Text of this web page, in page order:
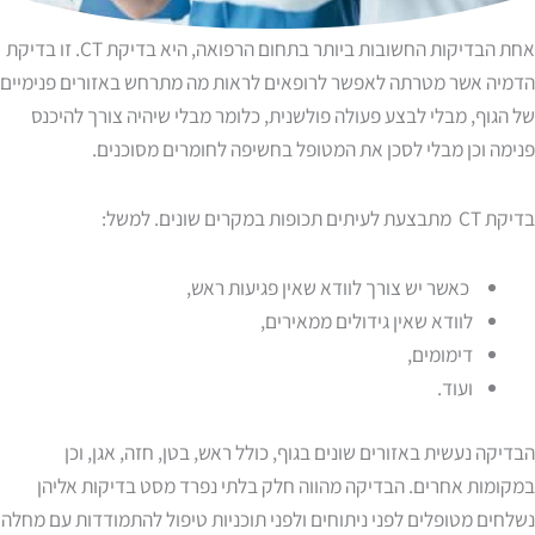
אחת הבדיקות החשובות ביותר בתחום הרפואה, היא בדיקת CT. זו בדיקת
הדמיה אשר מטרתה לאפשר לרופאים לראות מה מתרחש באזורים פנימיים
של הגוף, מבלי לבצע פעולה פולשנית, כלומר מבלי שיהיה צורך להיכנס
פנימה וכן מבלי לסכן את המטופל בחשיפה לחומרים מסוכנים.
בדיקת CT מתבצעת לעיתים תכופות במקרים שונים. למשל:
כאשר יש צורך לוודא שאין פגיעות ראש,
לוודא שאין גידולים ממאירים,
דימומים,
ועוד.
הבדיקה נעשית באזורים שונים בגוף, כולל ראש, בטן, חזה, אגן, וכן
במקומות אחרים. הבדיקה מהווה חלק בלתי נפרד מסט בדיקות אליהן
נשלחים מטופלים לפני ניתוחים ולפני תוכניות טיפול להתמודדות עם מחלה